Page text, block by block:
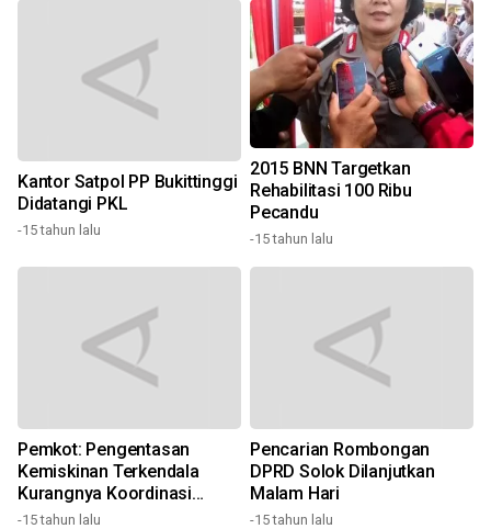
Kantor Satpol PP Bukittinggi
Didatangi PKL
-15 tahun lalu
2015 BNN Targetkan
Rehabilitasi 100 Ribu
Pecandu
-15 tahun lalu
Pemkot: Pengentasan
Kemiskinan Terkendala
Kurangnya Koordinasi
Antar-Instansi
-15 tahun lalu
Pencarian Rombongan
DPRD Solok Dilanjutkan
Malam Hari
-15 tahun lalu